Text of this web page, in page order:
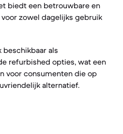
biedt een betrouwbare en
zowel dagelijks gebruik
beschikbaar als
refurbished opties, wat een
voor consumenten die op
alternatief.